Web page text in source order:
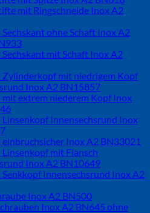
mit Ringschneide Inox A2
Sechskant ohne Schaft Inox A2
Sechskant mit Schaft Inox A2
Zylinderkopf mit niedrigem Kopf
Inox A2 BN15857
mit extrem niederem Kopf Inox
Linsenkopf Innensechsrund Inox
einbruchsicher Inox A2 BN33021
Linsenkopf mit Flansch
Inox A2 BN10649
Senkkopf Innensechsrund Inox A2
Inox A2 BN500
Inox A2 BN645 ohne